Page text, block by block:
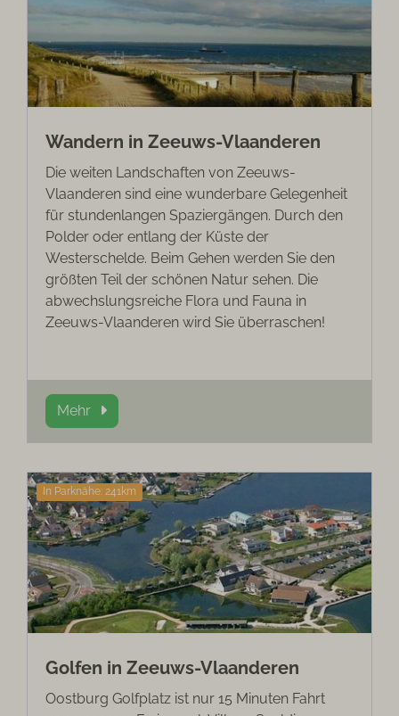
Wandern in Zeeuws-Vlaanderen
Die weiten Landschaften von Zeeuws-
Vlaanderen sind eine wunderbare Gelegenheit
für stundenlangen Spaziergängen. Durch den
Polder oder entlang der Küste der
Westerschelde. Beim Gehen werden Sie den
größten Teil der schönen Natur sehen. Die
abwechslungsreiche Flora und Fauna in
Zeeuws-Vlaanderen wird Sie überraschen!
Mehr
In Parknähe: 241km
Golfen in Zeeuws-Vlaanderen
Oostburg Golfplatz ist nur 15 Minuten Fahrt